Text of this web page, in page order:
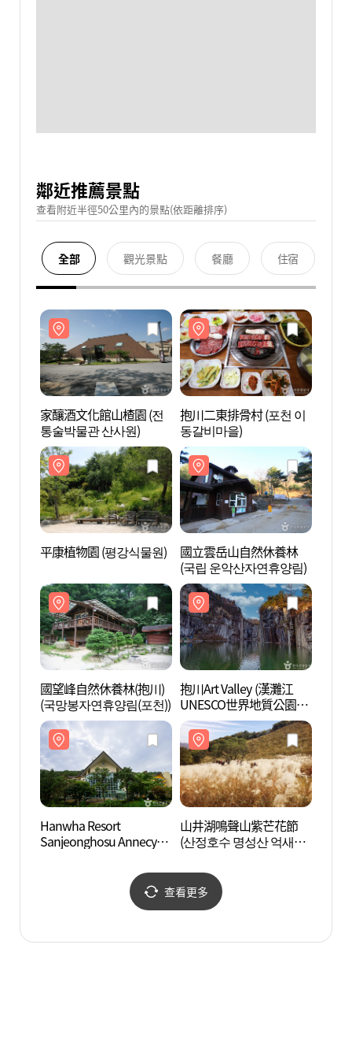
鄰近推薦景點
查看附近半徑50公里內的景點(依距離排序)
全部 觀光景點 餐廳 住宿
家釀酒文化館山楂園 (전
통술박물관 산사원)
抱川二東排骨村 (포천 이
동갈비마을)
平康植物園 (평강식물원)
國立雲岳山自然休養林
(국립 운악산자연휴양림)
國望峰自然休養林(抱川)
(국망봉자연휴양림(포천))
抱川Art Valley (漢灘江
UNESCO世界地質公園)
(포천아트밸리 (한탄강 유
네스코 세계지질공원))
Hanwha Resort
Sanjeonghosu Annecy
산정호수 안시 온천사우
山井湖鳴聲山紫芒花節
(산정호수 명성산 억새꽃
查看更多